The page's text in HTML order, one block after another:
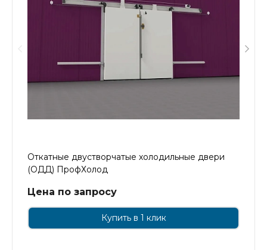
Откатные двустворчатые холодильные двери
(ОДД) ПрофХолод
Цена по запросу
Купить в 1 клик